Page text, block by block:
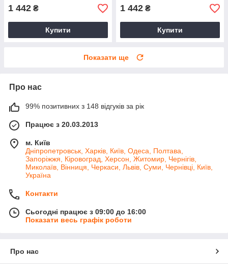
1 442 ₴
Купити
1 442 ₴
Купити
Показати ще
Про нас
99% позитивних з 148 відгуків за рік
Працює з 20.03.2013
м. Київ
Дніпропетровськ, Харків, Київ, Одеса, Полтава,
Запоріжжя, Кіровоград, Херсон, Житомир, Чернігів,
Миколаїв, Вінниця, Черкаси, Львів, Суми, Чернівці, Київ,
Україна
Контакти
Сьогодні працює з 09:00 до 16:00
Показати весь графік роботи
Про нас